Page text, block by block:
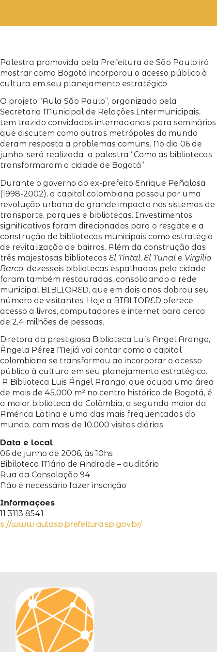
Palestra promovida pela Prefeitura de São Paulo irá
mostrar como Bogotá incorporou o acesso público à
cultura em seu planejamento estratégico
O projeto “Aula São Paulo”, organizado pela
Secretaria Municipal de Relações Intermunicipais,
tem trazido convidados internacionais para seminários
que discutem como outras metrópoles do mundo
deram resposta a problemas comuns. No dia 06 de
junho, será realizada a palestra “Como as bibliotecas
transformaram a cidade de Bogotá”.
Durante o governo do ex-prefeito Enrique Peñalosa
(1998-2002), a capital colombiana passou por uma
revolução urbana de grande impacto nos sistemas de
transporte, parques e bibliotecas. Investimentos
significativos foram direcionados para o resgate e a
construção de bibliotecas municipais como estratégia
de revitalização de bairros. Além da construção das
três majestosas bibliotecas El Tintal, El Tunal e Virgilio
Barco, dezesseis bibliotecas espalhadas pela cidade
foram também restauradas, consolidando a rede
municipal BIBLIORED, que em dois anos dobrou seu
número de visitantes. Hoje a BIBLIORED oferece
acesso a livros, computadores e internet para cerca
de 2,4 milhões de pessoas.
Diretora da prestigiosa Biblioteca Luís Angel Arango,
Ângela Pérez Mejiá vai contar como a capital
colombiana se transformou ao incorporar o acesso
público à cultura em seu planejamento estratégico.
A Biblioteca Luis Ángel Arango, que ocupa uma área
de mais de 45.000 m² no centro histórico de Bogotá, é
a maior biblioteca da Colômbia, a segunda maior da
América Latina e uma das mais freqüentadas do
mundo, com mais de 10.000 visitas diárias.
Data e local
06 de junho de 2006, às 10hs
Bibiloteca Mário de Andrade – auditório
Rua da Consolação 94
Não é necessário fazer inscrição
Informações
11 3113 8541
s://www.aulasp.prefeitura.sp.gov.br/